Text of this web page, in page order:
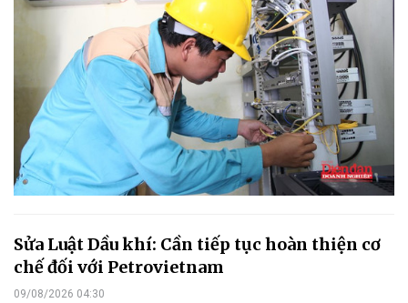
Sửa Luật Dầu khí: Cần tiếp tục hoàn thiện cơ
chế đối với Petrovietnam
09/08/2026 04:30